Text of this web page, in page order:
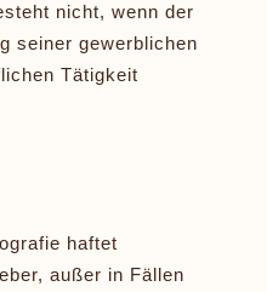
nicht, wenn der
seiner gewerblichen
Tätigkeit
haftet
außer in Fällen